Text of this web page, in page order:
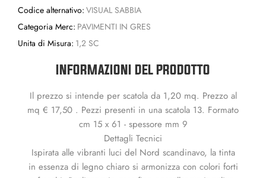
Codice alternativo: VISUAL SABBIA
Categoria Merc: PAVIMENTI IN GRES
Unita di Misura: 1,2 SC
INFORMAZIONI DEL PRODOTTO
Il prezzo si intende per scatola da 1,20 mq. Prezzo al
mq € 17,50 . Pezzi presenti in una scatola 13. Formato
cm 15 x 61 - spessore mm 9
Dettagli Tecnici
Ispirata alle vibranti luci del Nord scandinavo, la tinta
in essenza di legno chiaro si armonizza con colori forti